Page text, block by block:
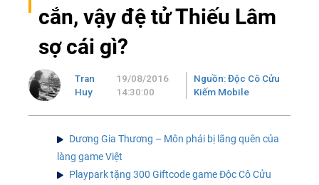
cắn, vậy đệ tử Thiếu Lâm
sợ cái gì?
Tran
Huy
19/08/2016
14:30:00
Nguồn: Độc Cô Cửu
Kiếm Mobile
Dương Gia Thương – Môn phái bị lãng quên của
làng game Việt
Playpark tặng 300 Giftcode game Độc Cô Cửu